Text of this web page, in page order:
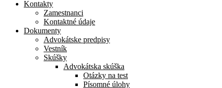
Kontakty
Zamestnanci
Kontaktné údaje
Dokumenty
Advokátske predpisy
Vestník
Skúšky
Advokátska skúška
Otázky na test
Písomné úlohy